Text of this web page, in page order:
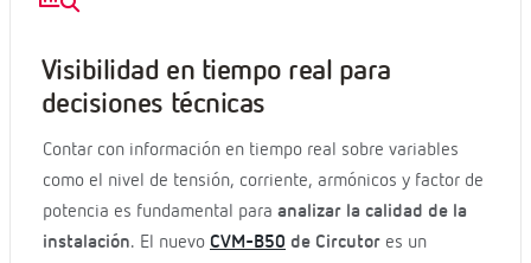
Visibilidad en tiempo real para
decisiones técnicas
Contar con información en tiempo real sobre variables
como el nivel de tensión, corriente, armónicos y factor de
potencia es fundamental para analizar la calidad de la
instalación. El nuevo CVM-B50 de Circutor es un